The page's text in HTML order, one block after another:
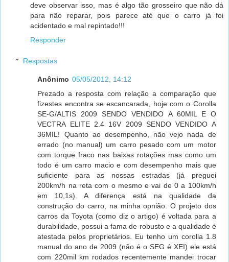
deve observar isso, mas é algo tão grosseiro que não dá
para não reparar, pois parece até que o carro já foi
acidentado e mal repintado!!!
Responder
Respostas
Anônimo 05/05/2012, 14:12
Prezado a resposta com relação a comparação que
fizestes encontra se escancarada, hoje com o Corolla
SE-G/ALTIS 2009 SENDO VENDIDO A 60MIL E O
VECTRA ELITE 2.4 16V 2009 SENDO VENDIDO A
36MIL! Quanto ao desempenho, não vejo nada de
errado (no manual) um carro pesado com um motor
com torque fraco nas baixas rotações mas como um
todo é um carro macio e com desempenho mais que
suficiente para as nossas estradas (já preguei
200km/h na reta com o mesmo e vai de 0 a 100km/h
em 10,1s). A diferença está na qualidade da
construção do carro, na minha opnião. O projeto dos
carros da Toyota (como diz o artigo) é voltada para a
durabilidade, possui a fama de robusto e a qualidade é
atestada pelos proprietários. Eu tenho um corolla 1.8
manual do ano de 2009 (não é o SEG é XEI) ele está
com 220mil km rodados recentemente mandei trocar